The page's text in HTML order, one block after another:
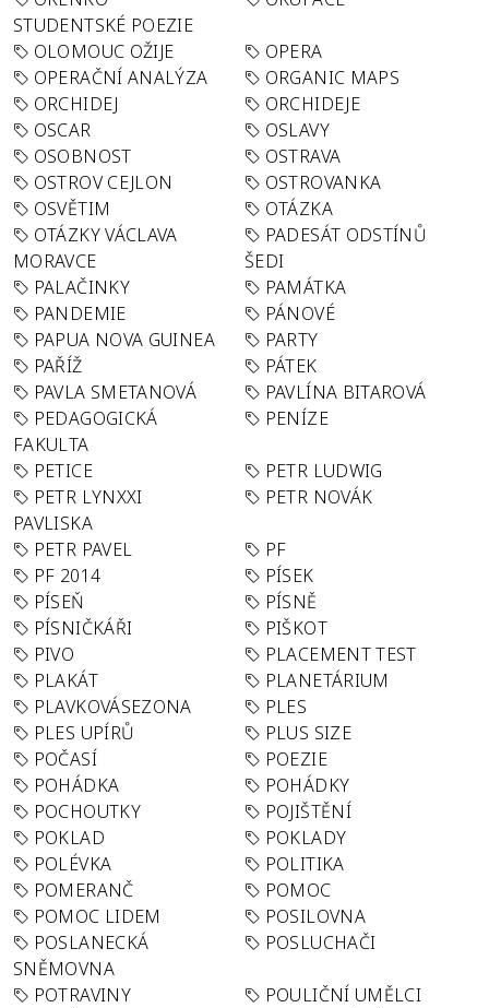
STUDENTSKÉ POEZIE
OLOMOUC OŽIJE
OPERA
OPERAČNÍ ANALÝZA
ORGANIC MAPS
ORCHIDEJ
ORCHIDEJE
OSCAR
OSLAVY
OSOBNOST
OSTRAVA
OSTROV CEJLON
OSTROVANKA
OSVĚTIM
OTÁZKA
OTÁZKY VÁCLAVA
MORAVCE
PADESÁT ODSTÍNŮ
ŠEDI
PALAČINKY
PAMÁTKA
PANDEMIE
PÁNOVÉ
PAPUA NOVA GUINEA
PARTY
PAŘÍŽ
PÁTEK
PAVLA SMETANOVÁ
PAVLÍNA BITAROVÁ
PEDAGOGICKÁ
FAKULTA
PENÍZE
PETICE
PETR LUDWIG
PETR LYNXXI
PAVLISKA
PETR NOVÁK
PETR PAVEL
PF
PF 2014
PÍSEK
PÍSEŇ
PÍSNĚ
PÍSNIČKÁŘI
PIŠKOT
PIVO
PLACEMENT TEST
PLAKÁT
PLANETÁRIUM
PLAVKOVÁSEZONA
PLES
PLES UPÍRŮ
PLUS SIZE
POČASÍ
POEZIE
POHÁDKA
POHÁDKY
POCHOUTKY
POJIŠTĚNÍ
POKLAD
POKLADY
POLÉVKA
POLITIKA
POMERANČ
POMOC
POMOC LIDEM
POSILOVNA
POSLANECKÁ
SNĚMOVNA
POSLUCHAČI
POTRAVINY
POULIČNÍ UMĚLCI